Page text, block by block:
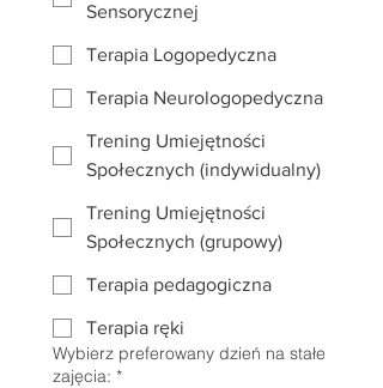
Sensorycznej
Terapia Logopedyczna
Terapia Neurologopedyczna
Trening Umiejętności
Społecznych (indywidualny)
Trening Umiejętności
Społecznych (grupowy)
Terapia pedagogiczna
Terapia ręki
Wybierz preferowany dzień na stałe
zajęcia: *